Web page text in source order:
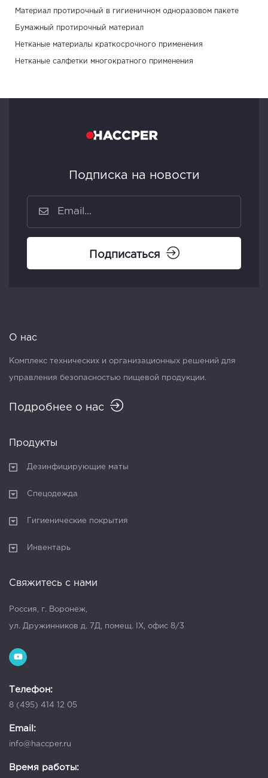
Материал протирочный в гигиеничном одноразовом пакете
Бумажный протирочный материал
Нетканые материалы краткосрочного применения
Нетканые салфетки многократного применения
Подписка на новости
Подписаться
О нас
Комплекс технических и организационных решений для
управления безопасностью пищевой продукции.
Подробнее о нас
Продукты
Дезинфицирующие маты
Спецодежда
Гигиенические покрытия
Инвентарь
Свяжитесь с нами
Россия, г. Воронеж,
ул. Дружинников д. 7Д, помещ. IX, офис 8/3
Телефон:
8 (495) 414 12 05
Email:
info@haccper.ru
Время работы: